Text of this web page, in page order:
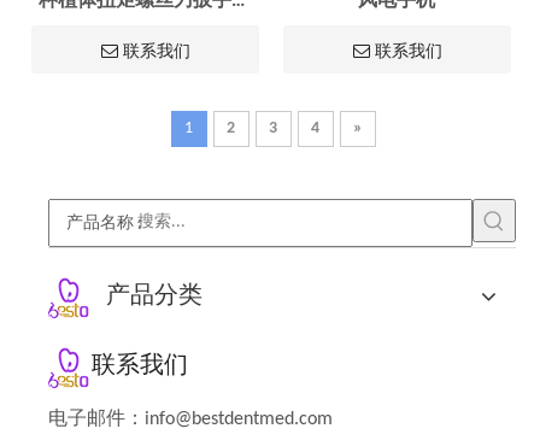
联系我们
联系我们
1 2 3 4 »
产品名称 :
产品分类
联系我们
电子邮件： info@bestdentmed.com